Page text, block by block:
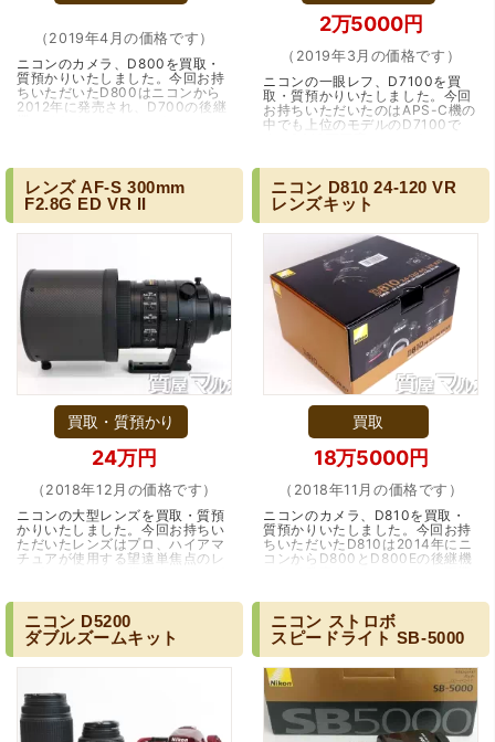
（2019年4月の価格です）
ニコンのカメラ、D800を買取・
質預かりいたしました。今回お持
ちいただいたD800はニコンから
2012年に発売され、D700の後継
2万5000円
（2019年3月の価格です）
ニコンの一眼レフ、D7100を買
取・質預かりいたしました。今回
お持ちいただいたのはAPS-C機の
中でも上位のモデルのD7100で
り、強力なAF機能も相…（兵庫・
伊丹市）
レンズAF-S 300mm
F2.8G ED VR II
買取・質預かり
24万円
（2018年12月の価格です）
ニコンの大型レンズを買取・質預
かりいたしました。今回お持ちい
ただいたレンズはプロ、ハイアマ
チュアが使用する望遠単焦点のレ
す。重量は…（大阪・吹田市）
ニコン D810 24-120 VR
レンズキット
買取
18万5000円
（2018年11月の価格です）
ニコンのカメラ、D810を買取・
質預かりいたしました。今回お持
ちいただいたD810は2014年にニ
コンからD800とD800Eの後継機
な機体として登場したの…（大阪
市）
ニコン D5200
ダブルズームキット
ニコン ストロボ
スピードライト SB-5000